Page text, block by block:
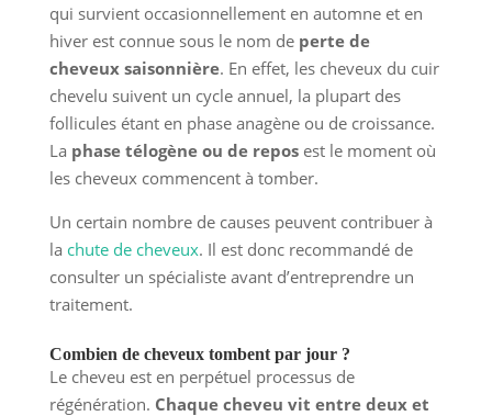
qui survient occasionnellement en automne et en
hiver est connue sous le nom de perte de
cheveux saisonnière. En effet, les cheveux du cuir
chevelu suivent un cycle annuel, la plupart des
follicules étant en phase anagène ou de croissance.
La phase télogène ou de reposest le moment où
les cheveux commencent à tomber.
Un certain nombre de causes peuvent contribuer à
la chute de cheveux. Il est donc recommandé de
consulter un spécialiste avant d’entreprendre un
traitement.
Combien de cheveux tombent par jour ?
Le cheveu est en perpétuel processus de
régénération. Chaque cheveu vit entre deux et